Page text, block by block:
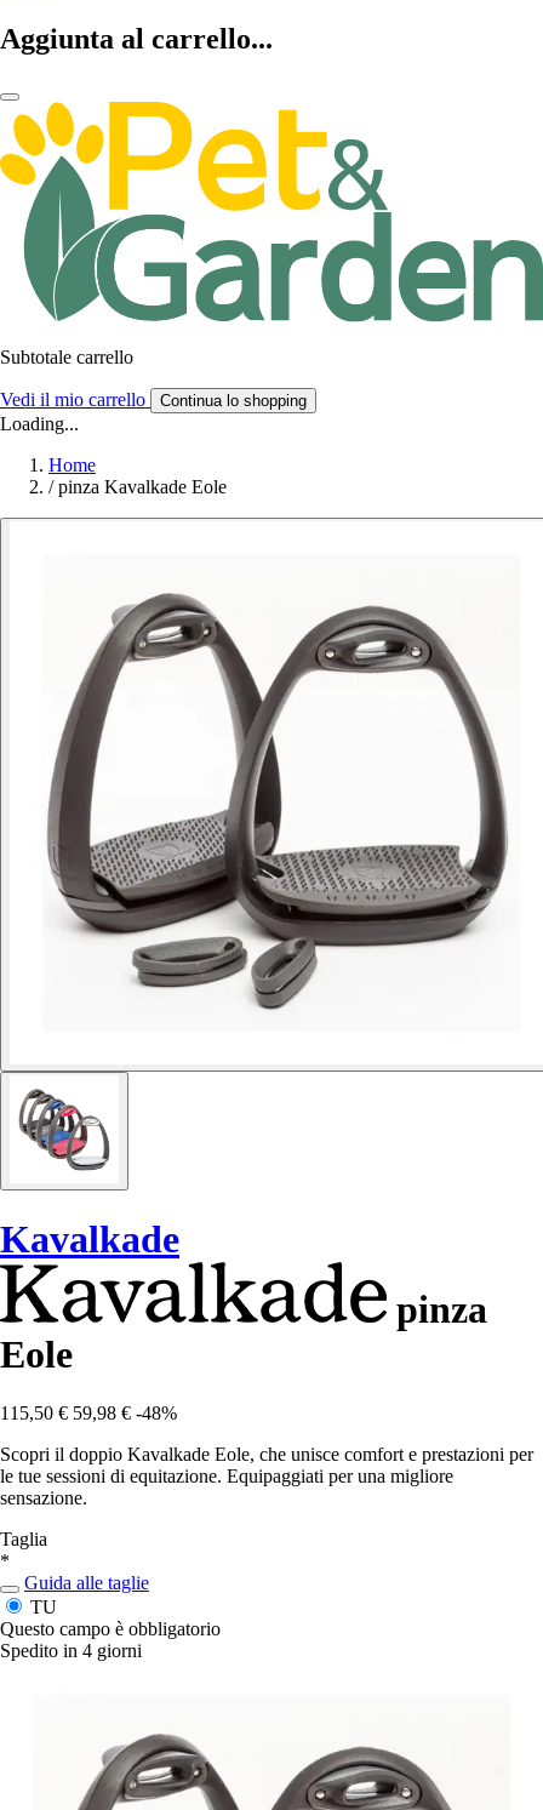
Aggiunta al carrello...
Subtotale carrello
Vedi il mio carrello Continua lo shopping
Loading...
Home
/ pinza Kavalkade Eole
Kavalkade
pinza
Eole
115,50 € 59,98 € -48%
Scopri il doppio Kavalkade Eole, che unisce comfort e prestazioni per
le tue sessioni di equitazione. Equipaggiati per una migliore
sensazione.
Taglia
*
Guida alle taglie
TU
Questo campo è obbligatorio
Spedito in 4 giorni